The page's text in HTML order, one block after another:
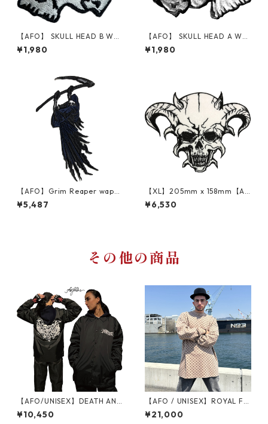
【AFO】 SKULL HEAD B WAP
PEN【ゆうパケット配送対象商
品】ワッペン
¥1,980
【AFO】 SKULL HEAD A WA
PPEN【ゆうパケット配送対象
商品】ワッペン
¥1,980
【AFO】Grim Reaper wapp
en【100mm x 166mm】ワッ
ペン 右打ち【ゆうパケット配
¥5,487
【XL】205mm x 158mm【AF
O】DEATH ANGEL wappen
デスエンジェル ワッペン【ゆ
¥6,530
その他の商品
【AFO/UNISEX】DEATH ANG
EL COACH JACKET コーチ ジ
ャケット（裏地付）
¥10,450
【AFO / UNISEX】ROYAL FA
MILIA MONOGRAM BULKY S
WEATER【BEIGE / BROWN】
¥21,000